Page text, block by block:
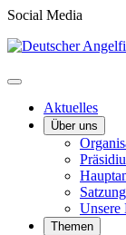
Social Media
Aktuelles
Über uns
Unsere
Themen